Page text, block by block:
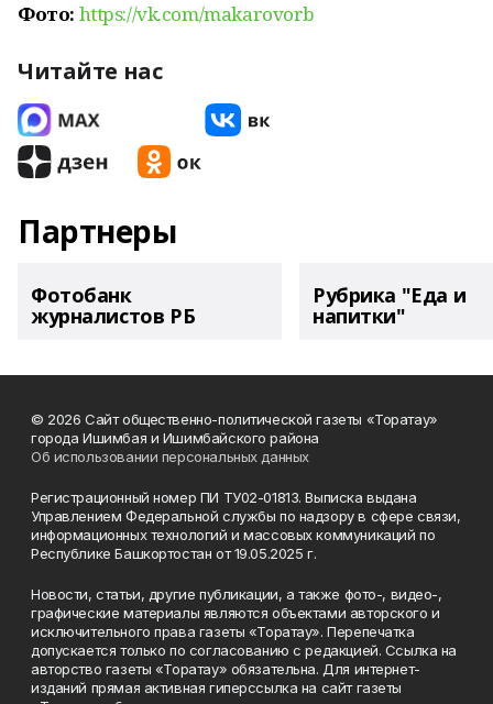
Фото: https://vk.com/makarovorb
Читайте нас
Партнеры
Фотобанк
журналистов РБ
Рубрика "Еда и
напитки"
© 2026 Сайт общественно-политической газеты «Торатау»
города Ишимбая и Ишимбайского района
Об использовании персональных данных
Регистрационный номер ПИ ТУ02-01813. Выписка выдана
Управлением Федеральной службы по надзору в сфере связи,
информационных технологий и массовых коммуникаций по
Республике Башкортостан от 19.05.2025 г.
Новости, статьи, другие публикации, а также фото-, видео-,
графические материалы являются объектами авторского и
исключительного права газеты «Торатау». Перепечатка
допускается только по согласованию с редакцией. Ссылка на
авторство газеты «Торатау» обязательна. Для интернет-
изданий прямая активная гиперссылка на сайт газеты